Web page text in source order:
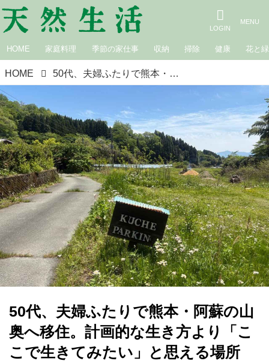
HOME 家庭料理 季節の家仕事 収納 掃除 健康 花と緑
HOME 50代、夫婦ふたりで熊本・阿蘇の山奥へ移住。計画的な生き方より「ここで生きてみたい」と思える場所で“暮らしを手づくり”してみる／asoうぶやまキュッフェ・折居多恵さん
50代、夫婦ふたりで熊本・阿蘇の山
奥へ移住。計画的な生き方より「こ
こで生きてみたい」と思える場所